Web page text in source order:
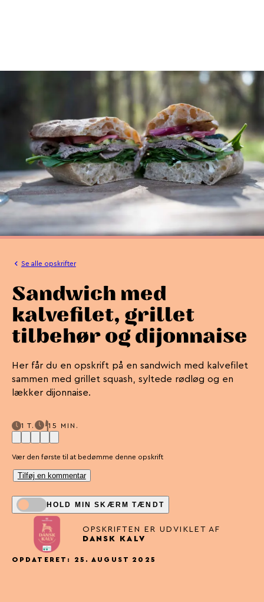
Se alle opskrifter
Sandwich med
kalvefilet, grillet
tilbehør og dijonnaise
Her får du en opskrift på en sandwich med kalvefilet
sammen med grillet squash, syltede rødløg og en
lækker dijonnaise.
1 T. 15 MIN.
Vær den første til at bedømme denne opskrift
Tilføj en kommentar
HOLD MIN SKÆRM TÆNDT
OPSKRIFTEN ER UDVIKLET AF
DANSK KALV
OPDATERET: 25. AUGUST 2025